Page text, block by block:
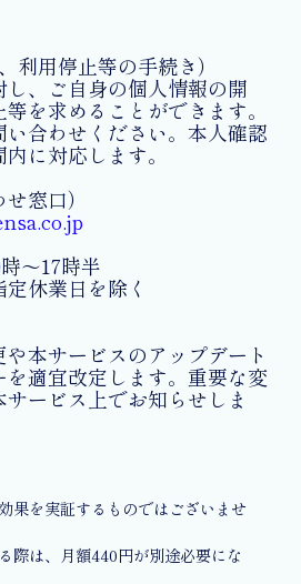
利用停止等の手続き）
、ご自身の個人情報の開
を求めることができます。
合わせください。本人確認
に対応します。
窓口）
～17時半
休業日を除く
本サービスのアップデート
を適宜改定します。重要な変
ービス上でお知らせしま
果を実証するものではございませ
際は、月額440円が別途必要にな